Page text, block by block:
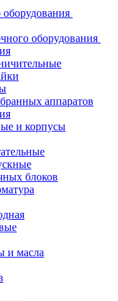
оборудования
оборудования
аппаратов
и корпусы
блоков
и масла